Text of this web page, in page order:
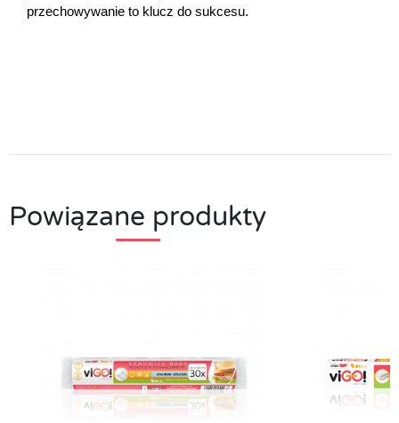
przechowywanie to klucz do sukcesu.
Powiązane produkty